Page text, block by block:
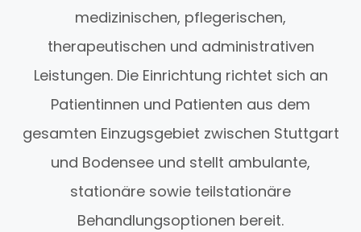
medizinischen, pflegerischen,
therapeutischen und administrativen
Leistungen. Die Einrichtung richtet sich an
Patientinnen und Patienten aus dem
gesamten Einzugsgebiet zwischen Stuttgart
und Bodensee und stellt ambulante,
stationäre sowie teilstationäre
Behandlungsoptionen bereit.